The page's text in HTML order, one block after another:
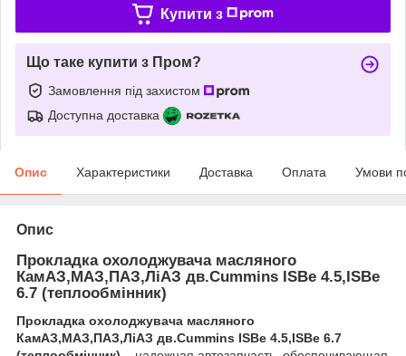
Купити з
Що таке купити з Пром?
Замовлення під захистом
Доступна доставка
Опис Характеристики Доставка Оплата Умови
Опис
Прокладка охолоджувача масляного
КамАЗ,МАЗ,ПАЗ,ЛіАЗ дв.Cummins ISBe 4.5,ISBe
6.7 (теплообмінник)
Прокладка охолоджувача масляного
КамАЗ,МАЗ,ПАЗ,ЛіАЗ дв.Cummins ISBe 4.5,ISBe 6.7